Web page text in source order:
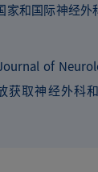
家和国际神经外
of
获取神经外科